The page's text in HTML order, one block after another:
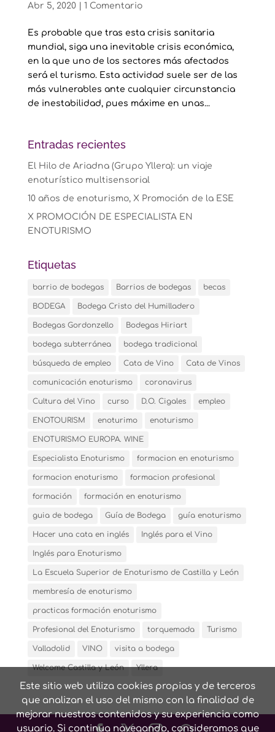
Este sitio web utiliza cookies propias y de terceros
que analizan el uso del mismo con la finalidad de
mejorar nuestros contenidos y su experiencia como
usuario. Si continua navegando, consideramos que
Abr 5, 2020| 1 Comentario
Es probable que tras esta crisis sanitaria
mundial, siga una inevitable crisis económica,
en la que uno de los sectores más afectados
será el turismo. Esta actividad suele ser de las
más vulnerables ante cualquier circunstancia
de inestabilidad, pues máxime en unas...
Entradas recientes
El Hilo de Ariadna (Grupo Yllera): un viaje
enoturístico multisensorial
10 años de enoturismo, X Promoción de la ESE
X PROMOCIÓN DE ESPECIALISTA EN
ENOTURISMO
Etiquetas
barrio de bodegas Barrios de bodegas becas
BODEGA Bodega Cristo del Humilladero
Bodegas Gordonzello Bodegas Hiriart
bodega subterránea bodega tradicional
búsqueda de empleo Cata de Vino Cata de Vinos
comunicación enoturismo coronavirus
Cultura del Vino curso D.O. Cigales empleo
ENOTOURISM enoturimo enoturismo
ENOTURISMO EUROPA. WINE
Especialista Enoturismo formacion en enoturismo
formacion enoturismo formacion profesional
formación formación en enoturismo
guia de bodega Guía de Bodega guía enoturismo
Hacer una cata en inglés Inglés para el Vino
Inglés para Enoturismo
La Escuela Superior de Enoturismo de Castilla y León
membresía de enoturismo
practicas formación enoturismo
Profesional del Enoturismo torquemada Turismo
Valladolid VINO visita a bodega
Welcome Castilla y León Yllera